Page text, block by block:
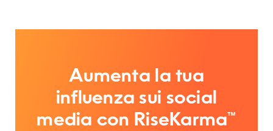
Aumenta la tua
influenza sui social
media con RiseKarma™